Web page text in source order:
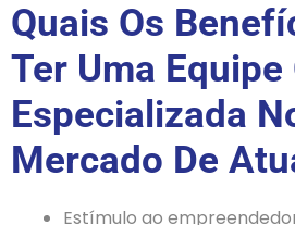
Quais Os
Ter Uma Equipe
Especializada
Mercado De
Estímulo ao